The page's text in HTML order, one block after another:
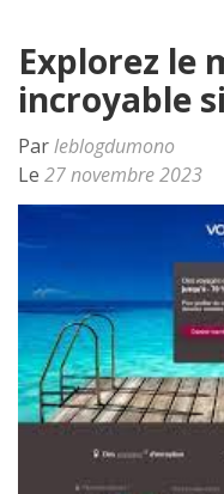
Explorez le
incroyable
Parleblogdumono
Le 27 novembre 2023